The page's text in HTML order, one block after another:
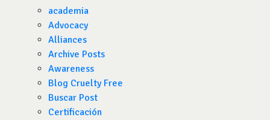
academia
Advocacy
Alliances
Archive Posts
Awareness
Blog Cruelty Free
Buscar Post
Certificación